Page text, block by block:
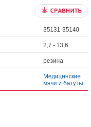
СРАВНИТЬ
35131-35140
2,7 - 13,6
резина
Медицинские
мячи и батуты